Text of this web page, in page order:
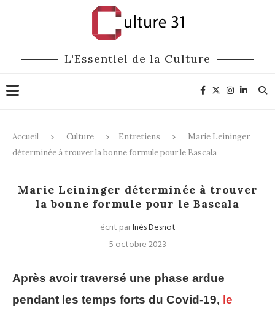
L'Essentiel de la Culture
Accueil Culture Entretiens
Marie Leininger
déterminée à trouver la bonne formule pour le Bascala
Musique Théâtre
Marie Leininger déterminée à trouver
la bonne formule pour le Bascala
écrit parInès Desnot
5 octobre 2023
Après avoir traversé une phase ardue
pendant les temps forts du Covid-19, le